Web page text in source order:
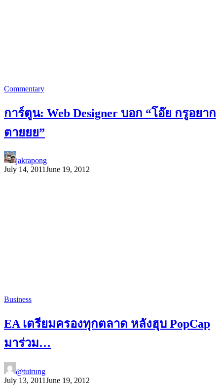
Commentary
การ์ตูน: Web Designer บอก “โอ๊ย กรูอยาก
ตายยย”
jakrapong
July 14, 2011June 19, 2012
Business
EA เตรียมครองทุกตลาด หลังฮุบ PopCap
มาร่วม…
@tuirung
July 13, 2011June 19, 2012